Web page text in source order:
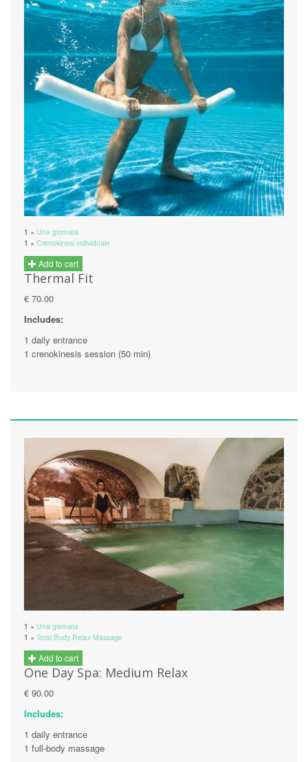
1 × Una giornata
1 × Crenokinesi individuale
Add to cart
Thermal Fit
€ 70.00
Includes:
1 daily entrance
1 crenokinesis session (50 min)
1 × Una giornata
1 × Total Body Relax Massage
Add to cart
One Day Spa: Medium Relax
€ 90.00
Includes:
1 daily entrance
1 full-body massage